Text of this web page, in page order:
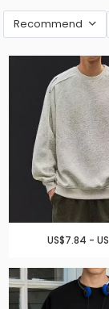
Recommend
US$7.84 -